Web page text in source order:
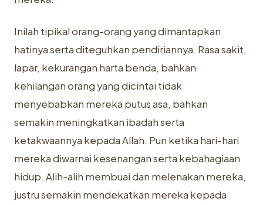
Inilah tipikal orang-orang yang dimantapkan
hatinya serta diteguhkan ‎pendiriannya. Rasa sakit,
lapar, kekurangan harta benda, bahkan
kehilangan ‎orang yang dicintai tidak
menyebabkan mereka putus asa, bahkan
semakin ‎meningkatkan ibadah serta
ketakwaannya kepada Allah. Pun ketika hari-hari
‎mereka diwarnai kesenangan serta kebahagiaan
hidup. Alih-alih membuai dan ‎melenakan mereka,
justru semakin mendekatkan mereka kepada